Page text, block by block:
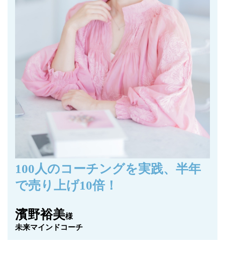
100人のコーチングを実践、半年
で売り上げ10倍！
濱野裕美様
未来マインドコーチ